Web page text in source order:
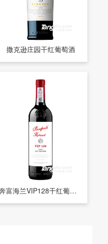
撒克逊庄园干红葡萄酒
奔富海兰VIP128干红葡萄酒